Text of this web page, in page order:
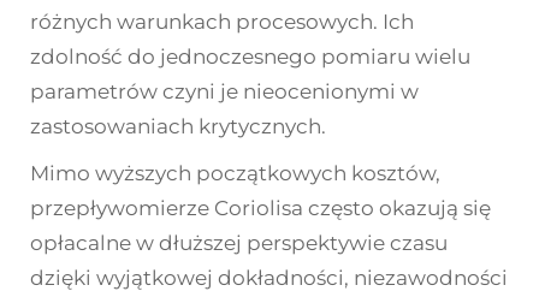
różnych warunkach procesowych. Ich
zdolność do jednoczesnego pomiaru wielu
parametrów czyni je nieocenionymi w
zastosowaniach krytycznych.
Mimo wyższych początkowych kosztów,
przepływomierze Coriolisa często okazują się
opłacalne w dłuższej perspektywie czasu
dzięki wyjątkowej dokładności, niezawodności